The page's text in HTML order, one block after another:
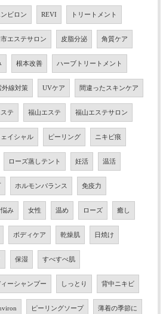
ンビロン REVI トリートメント
エステサロン 皮脂分泌 角質ケア
根本改善 ハーブトリートメント
外線対策 UVケア 間違ったスキンケア
テ 福山エステ 福山エステサロン
ェイシャル ピーリング ニキビ痕
ローズ蒸しテント 妊活 温活
ホルモンバランス 免疫力
み 女性 温め ローズ 癒し
ボディケア 乾燥肌 日焼け
保湿 すべすべ肌
ーシャンプー しっとり 背中ニキビ
ピーリングソープ 薄着の季節に